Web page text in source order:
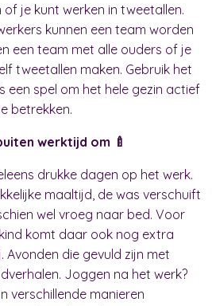
je kunt werken in tweetallen.
kunnen een team worden
een team met alle ouders of je
tweetallen maken. Gebruik het
een spel om het hele gezin actief
betrekken.
werktijd om 🍼
drukke dagen op het werk.
maaltijd, de was verschuift
wel vroeg naar bed. Voor
komt daar ook nog extra
Avonden die gevuld zijn met
Joggen na het werk?
verschillende manieren